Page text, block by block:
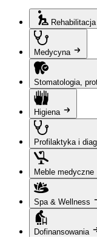
Rehabilitacja
Medycyna
Stomatologia,
Higiena
Profilaktyka i
Meble medyczne
Spa & Wellness
Dofinansowania